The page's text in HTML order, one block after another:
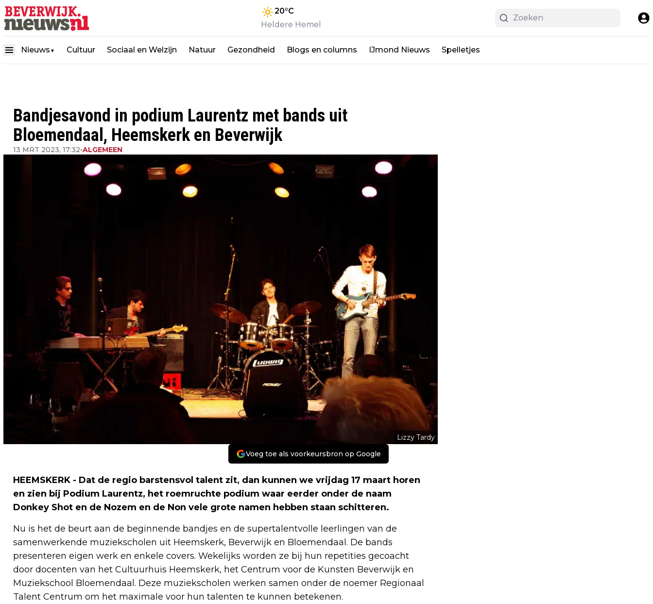
20°C
Heldere Hemel
Nieuws ▼ Cultuur Sociaal en Welzijn Natuur Gezondheid Blogs en columns IJmond Nieuws Spelletjes
Bandjesavond in podium Laurentz met bands uit
Bloemendaal, Heemskerk en Beverwijk
13 MRT 2023, 17:32•ALGEMEEN
Lizzy Tardy
Voeg toe als voorkeursbron op Google
HEEMSKERK - Dat de regio barstensvol talent zit, dan kunnen we vrijdag 17 maart horen
en zien bij Podium Laurentz, het roemruchte podium waar eerder onder de naam
Donkey Shot en de Nozem en de Non vele grote namen hebben staan schitteren.
Nu is het de beurt aan de beginnende bandjes en de supertalentvolle leerlingen van de
samenwerkende muziekscholen uit Heemskerk, Beverwijk en Bloemendaal. De bands
presenteren eigen werk en enkele covers. Wekelijks worden ze bij hun repetities gecoacht
door docenten van het Cultuurhuis Heemskerk, het Centrum voor de Kunsten Beverwijk en
Muziekschool Bloemendaal. Deze muziekscholen werken samen onder de noemer Regionaal
Talent Centrum om het maximale voor hun talenten te kunnen betekenen.